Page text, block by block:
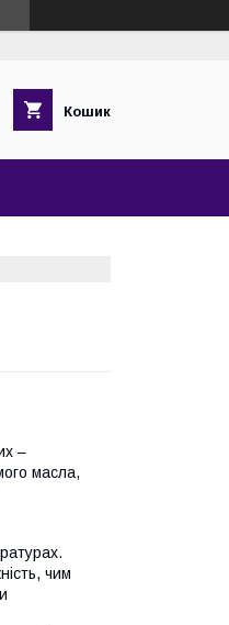
Кошик
–
масла,
чим